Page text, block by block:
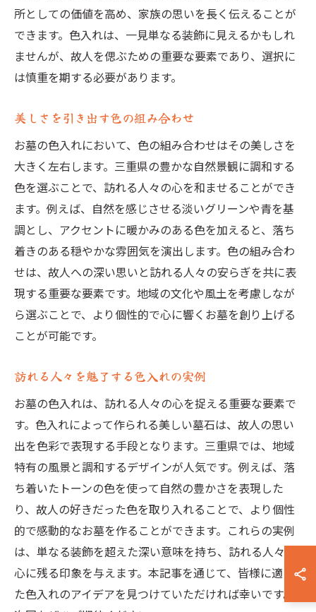
所としての価値を高め、家族の思いを長く伝えることが
できます。色入れは、一見単なる装飾に見えるかもしれ
ませんが、故人を偲ぶための重要な要素であり、選択に
は慎重を期する必要があります。
美しさを引き出す色の組み合わせ
お墓の色入れにおいて、色の組み合わせはその美しさを
大きく左右します。三重県の豊かな自然景観に調和する
色を選ぶことで、訪れる人々の心を和ませることができ
ます。例えば、自然を感じさせる淡いグリーンや青を基
調とし、アクセントに暖かみのある色を加えると、落ち
着きのある穏やかな雰囲気を演出します。色の組み合わ
せは、故人への深い思いと訪れる人々の安らぎを共に表
現する重要な要素です。地域の文化や風土を考慮しなが
ら選ぶことで、より個性的で心に響くお墓を創り上げる
ことが可能です。
訪れる人々を魅了する色入れの実例
お墓の色入れは、訪れる人々の心を捉える重要な要素で
す。色入れによって作られる美しい墓石は、故人の思い
出を色彩で表現する手段となります。三重県では、地域
特有の風景と調和するデザインが人気です。例えば、落
ち着いたトーンの色を使って自然の豊かさを表現した
り、故人の好きだった色を取り入れることで、より個性
的で感動的なお墓を作ることができます。これらの実例
は、単なる装飾を超えた深い意味を持ち、訪れる人々の
心に残る印象を与えます。本記事を通じて、皆様に適し
た色入れのアイデアを見つけていただければ幸いです。